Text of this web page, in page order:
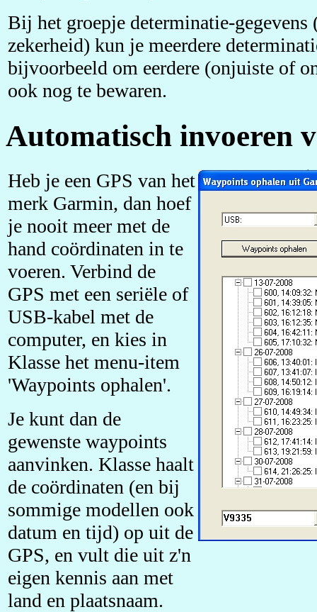
Bij het groepje determinatie-gegevens
zekerheid) kun je meerdere
bijvoorbeeld om eerdere (onjuiste of
ook nog te bewaren.
Automatisch invoeren
Heb je een GPS van het
merk Garmin, dan hoef
je nooit meer met de
hand coördinaten in te
voeren. Verbind de
GPS met een seriële of
USB-kabel met de
computer, en kies in
Klasse het menu-item
'Waypoints ophalen'.
Je kunt dan de
gewenste waypoints
aanvinken. Klasse haalt
de coördinaten (en bij
sommige modellen ook
datum en tijd) op uit de
GPS, en vult die uit z'n
eigen kennis aan met
land en plaatsnaam.